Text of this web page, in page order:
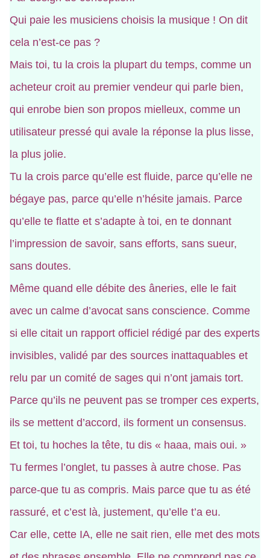
Qui paie les musiciens choisis la musique ! On dit
cela n’est-ce pas ?
Mais toi, tu la crois la plupart du temps, comme un
acheteur croit au premier vendeur qui parle bien,
qui enrobe bien son propos mielleux, comme un
utilisateur pressé qui avale la réponse la plus lisse,
la plus jolie.
Tu la crois parce qu’elle est fluide, parce qu’elle ne
bégaye pas, parce qu’elle n’hésite jamais. Parce
qu’elle te flatte et s’adapte à toi, en te donnant
l’impression de savoir, sans efforts, sans sueur,
sans doutes.
Même quand elle débite des âneries, elle le fait
avec un calme d’avocat sans conscience. Comme
si elle citait un rapport officiel rédigé par des experts
invisibles, validé par des sources inattaquables et
relu par un comité de sages qui n’ont jamais tort.
Parce qu’ils ne peuvent pas se tromper ces experts,
ils se mettent d’accord, ils forment un consensus.
Et toi, tu hoches la tête, tu dis « haaa, mais oui. »
Tu fermes l’onglet, tu passes à autre chose. Pas
parce-que tu as compris. Mais parce que tu as été
rassuré, et c’est là, justement, qu’elle t’a eu.
Car elle, cette IA, elle ne sait rien, elle met des mots